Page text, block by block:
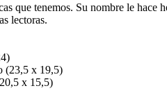
que tenemos. Su nombre le
lectoras.
(23,5 x 19,5)
x 15,5)